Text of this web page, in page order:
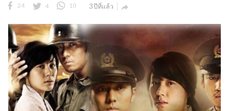
ซีรี่ย์เกาหลี สงครามรัก ปรารถนามิอาจลืม Road No.1
พากย์ไทย EP.1-20 จบ